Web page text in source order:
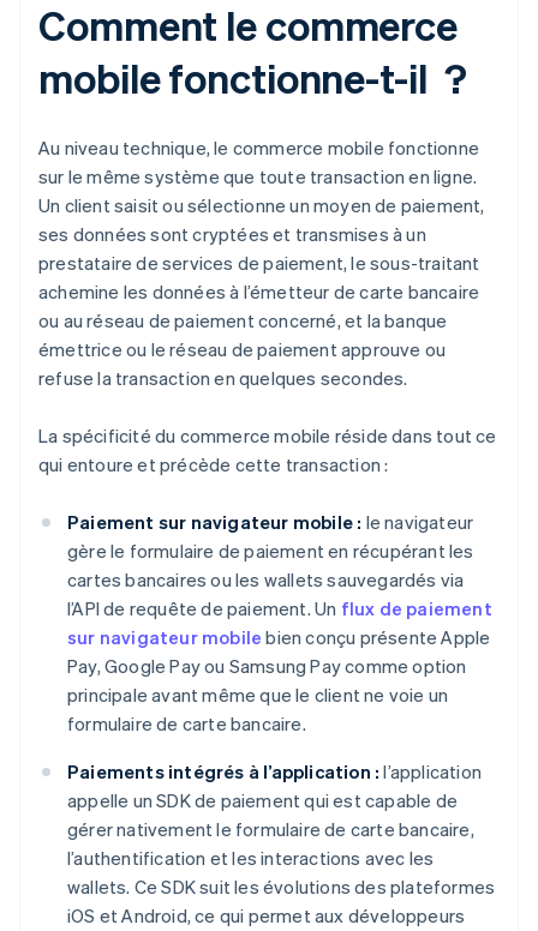
Comment le commerce
mobile fonctionne-t-il ?
Au niveau technique, le commerce mobile fonctionne
sur le même système que toute transaction en ligne.
Un client saisit ou sélectionne un moyen de paiement,
ses données sont cryptées et transmises à un
prestataire de services de paiement, le sous-traitant
achemine les données à l’émetteur de carte bancaire
ou au réseau de paiement concerné, et la banque
émettrice ou le réseau de paiement approuve ou
refuse la transaction en quelques secondes.
La spécificité du commerce mobile réside dans tout ce
qui entoure et précède cette transaction :
Paiement sur navigateur mobile : le navigateur
gère le formulaire de paiement en récupérant les
cartes bancaires ou les wallets sauvegardés via
l’API de requête de paiement. Un flux de paiement
sur navigateur mobile bien conçu présente Apple
Pay, Google Pay ou Samsung Pay comme option
principale avant même que le client ne voie un
formulaire de carte bancaire.
Paiements intégrés à l’application : l’application
appelle un SDK de paiement qui est capable de
gérer nativement le formulaire de carte bancaire,
l’authentification et les interactions avec les
wallets. Ce SDK suit les évolutions des plateformes
iOS et Android, ce qui permet aux développeurs